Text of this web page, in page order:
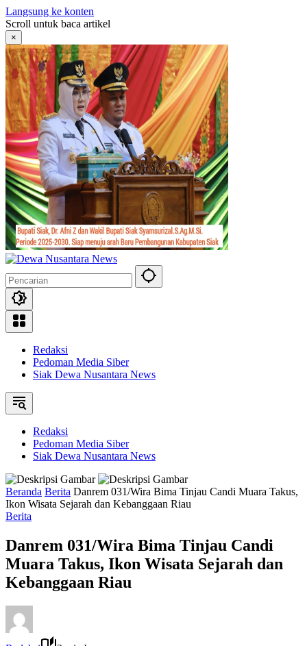
Langsung ke konten
Scroll untuk baca artikel
×
Redaksi
Pedoman Media Siber
Siak Dewa Nusantara News
Redaksi
Pedoman Media Siber
Siak Dewa Nusantara News
Beranda Berita Danrem 031/Wira Bima Tinjau Candi Muara Takus,
Ikon Wisata Sejarah dan Kebanggaan Riau
Berita
Danrem 031/Wira Bima Tinjau Candi
Muara Takus, Ikon Wisata Sejarah dan
Kebanggaan Riau